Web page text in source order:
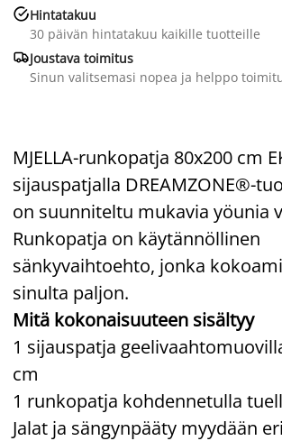
Hintatakuu
30 päivän hintatakuu kaikille tuotteille
Joustava toimitus
Sinun valitsemasi nopea ja helppo
MJELLA-runkopatja 80x200 cm
sijauspatjalla DREAMZONE®-
on suunniteltu mukavia yöunia
Runkopatja on käytännöllinen
sänkyvaihtoehto, jonka
sinulta paljon.
Mitä kokonaisuuteen sisältyy
1 sijauspatja
cm
1 runkopatja kohdennetulla
Jalat ja sängynpääty myydään